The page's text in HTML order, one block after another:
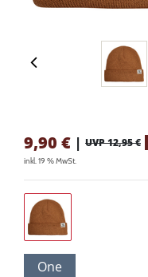
9,90 € | UVP 12,95 €
inkl. 19 % MwSt.
One